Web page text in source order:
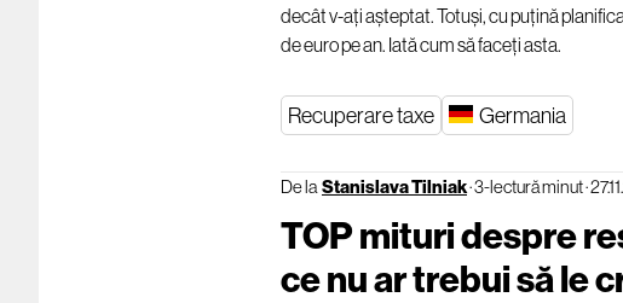
decât v-ați așteptat. Totuși, cu puțină
de euro pe an. Iată cum să faceți asta.
Recuperare taxe Germania
De laStanislava Tilniak·3-lectură minut·
TOP mituri despre
ce nu ar trebui să le